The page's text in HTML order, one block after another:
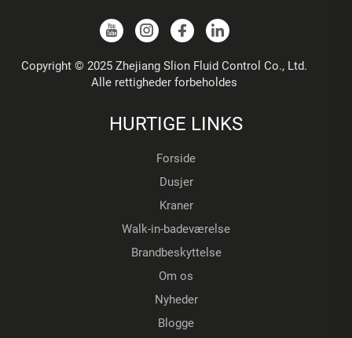
Copyright © 2025 Zhejiang Slion Fluid Control Co., Ltd.
Alle rettigheder forbeholdes
HURTIGE LINKS
Forside
Dusjer
Kraner
Walk-in-badeværelse
Brandbeskyttelse
Om os
Nyheder
Blogge